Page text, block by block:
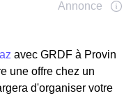
avec GRDF à Provin
une offre chez un
d'organiser votre